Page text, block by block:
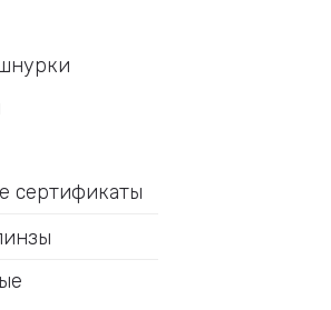
сертификаты